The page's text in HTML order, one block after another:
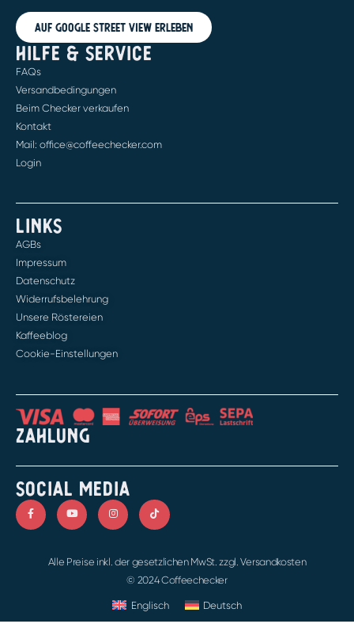
Auf Google Street View erleben
HILFE & SERVICE
FAQs
Versandbedingungen
Beim Checker verkaufen
Kontakt
Mail: office@coffeechecker.com
Login
LINKS
AGBs
Impressum
Datenschutz
Widerrufsbelehrung
Unsere Röstereien
Kaffeeblog
Cookie-Einstellungen
ZAHLUNG
SOCIAL MEDIA
Alle Preise inkl. der gesetzlichen MwSt. zzgl. Versandkosten
© 2024 Coffeechecker
Englisch Deutsch